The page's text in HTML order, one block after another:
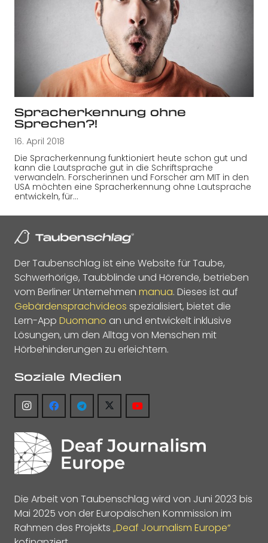
Spracherkennung ohne
Sprechen?!
16. April 2018
Die Spracherkennung funktioniert heute schon gut und
kann die Lautsprache gut in die Schriftsprache
verwandeln. Forscherinnen und Forscher am MIT in den
USA möchten eine Spracherkennung ohne Lautsprache
entwickeln, für…
Der Taubenschlag ist eine Website für Taube,
Schwerhörige, Taubblinde und Hörende, betrieben
vom Berliner Unternehmen manua. Dieses ist auf
Gebärdensprachvideos spezialisiert, bietet die
Lern-App Duomano an und entwickelt inklusive
Lösungen, um den Alltag von Menschen mit
Hörbehinderungen zu erleichtern.
Soziale Medien
Die Arbeit von Taubenschlag wird von Juni 2023 bis
Mai 2025 von der Europäischen Kommission im
Rahmen des Projekts „Deaf Journalism Europe“